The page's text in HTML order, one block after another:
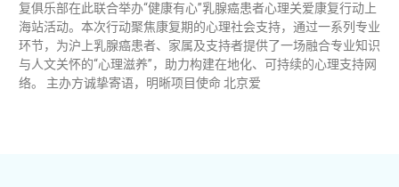
复俱乐部在此联合举办“健康有心”乳腺癌患者心理关爱康复行动上
海站活动。本次行动聚焦康复期的心理社会支持，通过一系列专业
环节，为沪上乳腺癌患者、家属及支持者提供了一场融合专业知识
与人文关怀的“心理滋养”，助力构建在地化、可持续的心理支持网
络。 主办方诚挚寄语，明晰项目使命 北京爱